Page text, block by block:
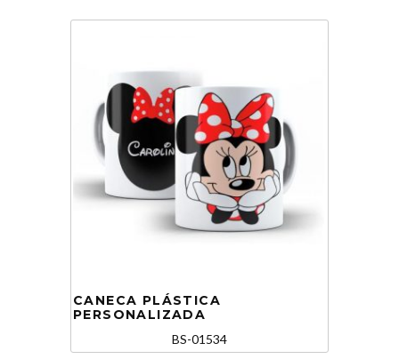
CANECA PLÁSTICA
PERSONALIZADA
BS-01534